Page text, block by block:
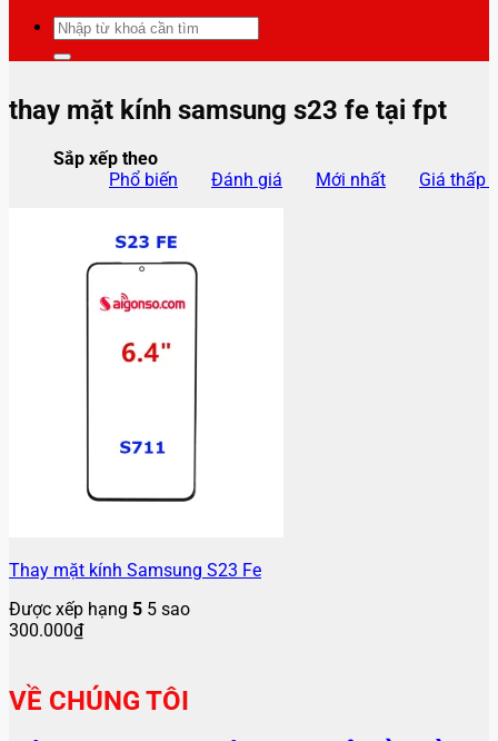
Tìm
kiếm:
thay mặt kính samsung s23 fe tại fpt
Sắp xếp theo
Phổ biến
Đánh giá Mới nhất Giá thấp
Thay mặt kính Samsung S23 Fe
Được xếp hạng 5 5 sao
300.000₫
VỀ CHÚNG TÔI